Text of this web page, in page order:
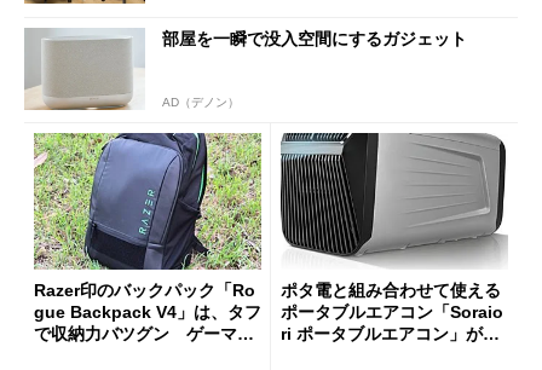
部屋を一瞬で没入空間にするガジェット
AD（デノン）
Razer印のバックパック「Ro
gue Backpack V4」は、タフ
で収納力バツグン ゲーマー
ポタ電と組み合わせて使える
ポータブルエアコン「Soraio
ri ポータブルエアコン」がセ